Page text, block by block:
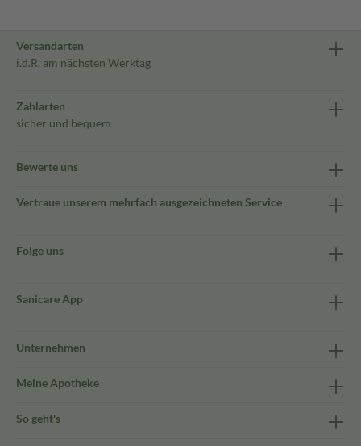
Versandarten
i.d.R. am nächsten Werktag
Zahlarten
sicher und bequem
Bewerte uns
Vertraue unserem mehrfach ausgezeichneten Service
Folge uns
Sanicare App
Unternehmen
Meine Apotheke
So geht's